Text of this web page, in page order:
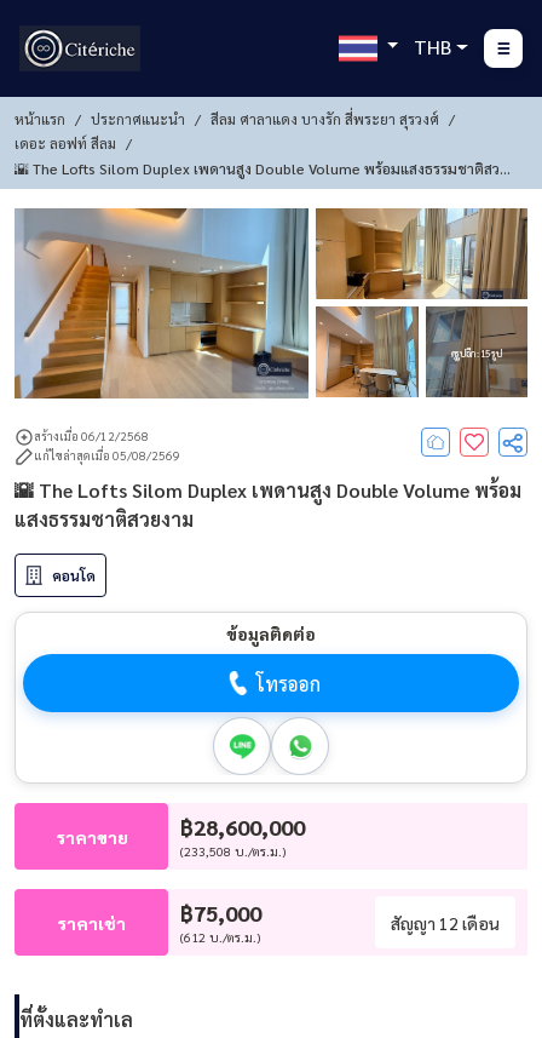
THB
หน้าแรก ประกาศแนะนำ
สีลม ศาลาแดง บางรัก สี่พระยา สุรวงศ์
เดอะ ลอฟท์ สีลม
🌇 The Lofts Silom Duplex เพดานสูง Double Volume พร้อมแสงธรรมชาติสวยง
าม
ดูรูปอีก : 15 รูป
สร้างเมื่อ 06/12/2568
แก้ไขล่าสุดเมื่อ 05/08/2569
🌇 The Lofts Silom Duplex เพดานสูง Double Volume พร้อม
แสงธรรมชาติสวยงาม
คอนโด
ข้อมูลติดต่อ
โทรออก
ราคาขาย ฿28,600,000
(233,508 บ./ตร.ม.)
ราคาเช่า ฿75,000
(612 บ./ตร.ม.)
สัญญา 12 เดือน
ที่ตั้งและทำเล